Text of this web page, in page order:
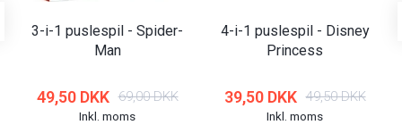
3-i-1 puslespil - Spider-
Man
49,50 DKK 69,00 DKK
Inkl. moms
4-i-1 puslespil - Disney
Princess
39,50 DKK 49,50 DKK
Inkl. moms